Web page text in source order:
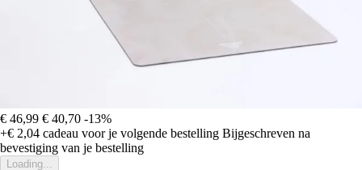
€ 46,99 € 40,70 -13%
+€ 2,04 cadeau voor je volgende bestelling Bijgeschreven na
bevestiging van je bestelling
Loading...